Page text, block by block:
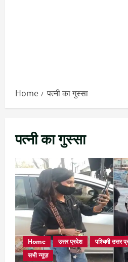
Home पत्नी का गुस्सा
पत्नी का गुस्सा
Home उत्तर प्रदेश पश्चिमी उत्तर
सभी न्यूज़